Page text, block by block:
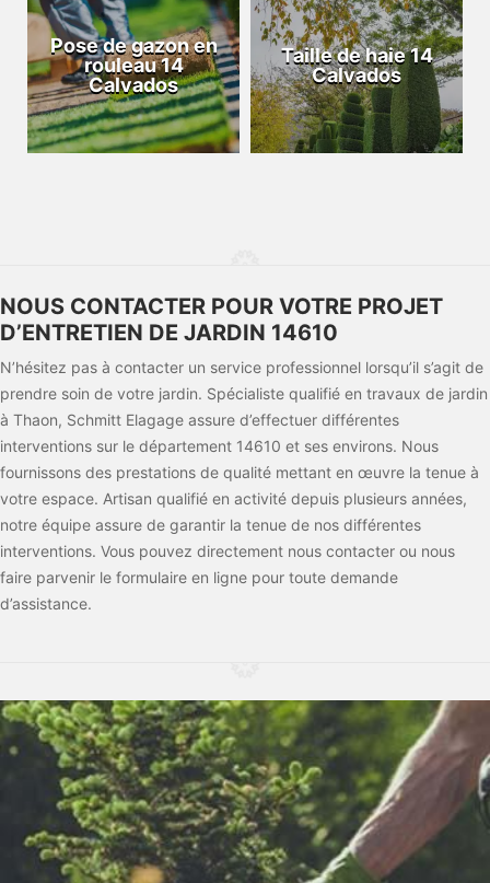
Pose de gazon en
rouleau 14
Calvados
Taille de haie 14
Calvados
NOUS CONTACTER POUR VOTRE PROJET
D’ENTRETIEN DE JARDIN 14610
N’hésitez pas à contacter un service professionnel lorsqu’il s’agit de
prendre soin de votre jardin. Spécialiste qualifié en travaux de jardin
à Thaon, Schmitt Elagage assure d’effectuer différentes
interventions sur le département 14610 et ses environs. Nous
fournissons des prestations de qualité mettant en œuvre la tenue à
votre espace. Artisan qualifié en activité depuis plusieurs années,
notre équipe assure de garantir la tenue de nos différentes
interventions. Vous pouvez directement nous contacter ou nous
faire parvenir le formulaire en ligne pour toute demande
d’assistance.